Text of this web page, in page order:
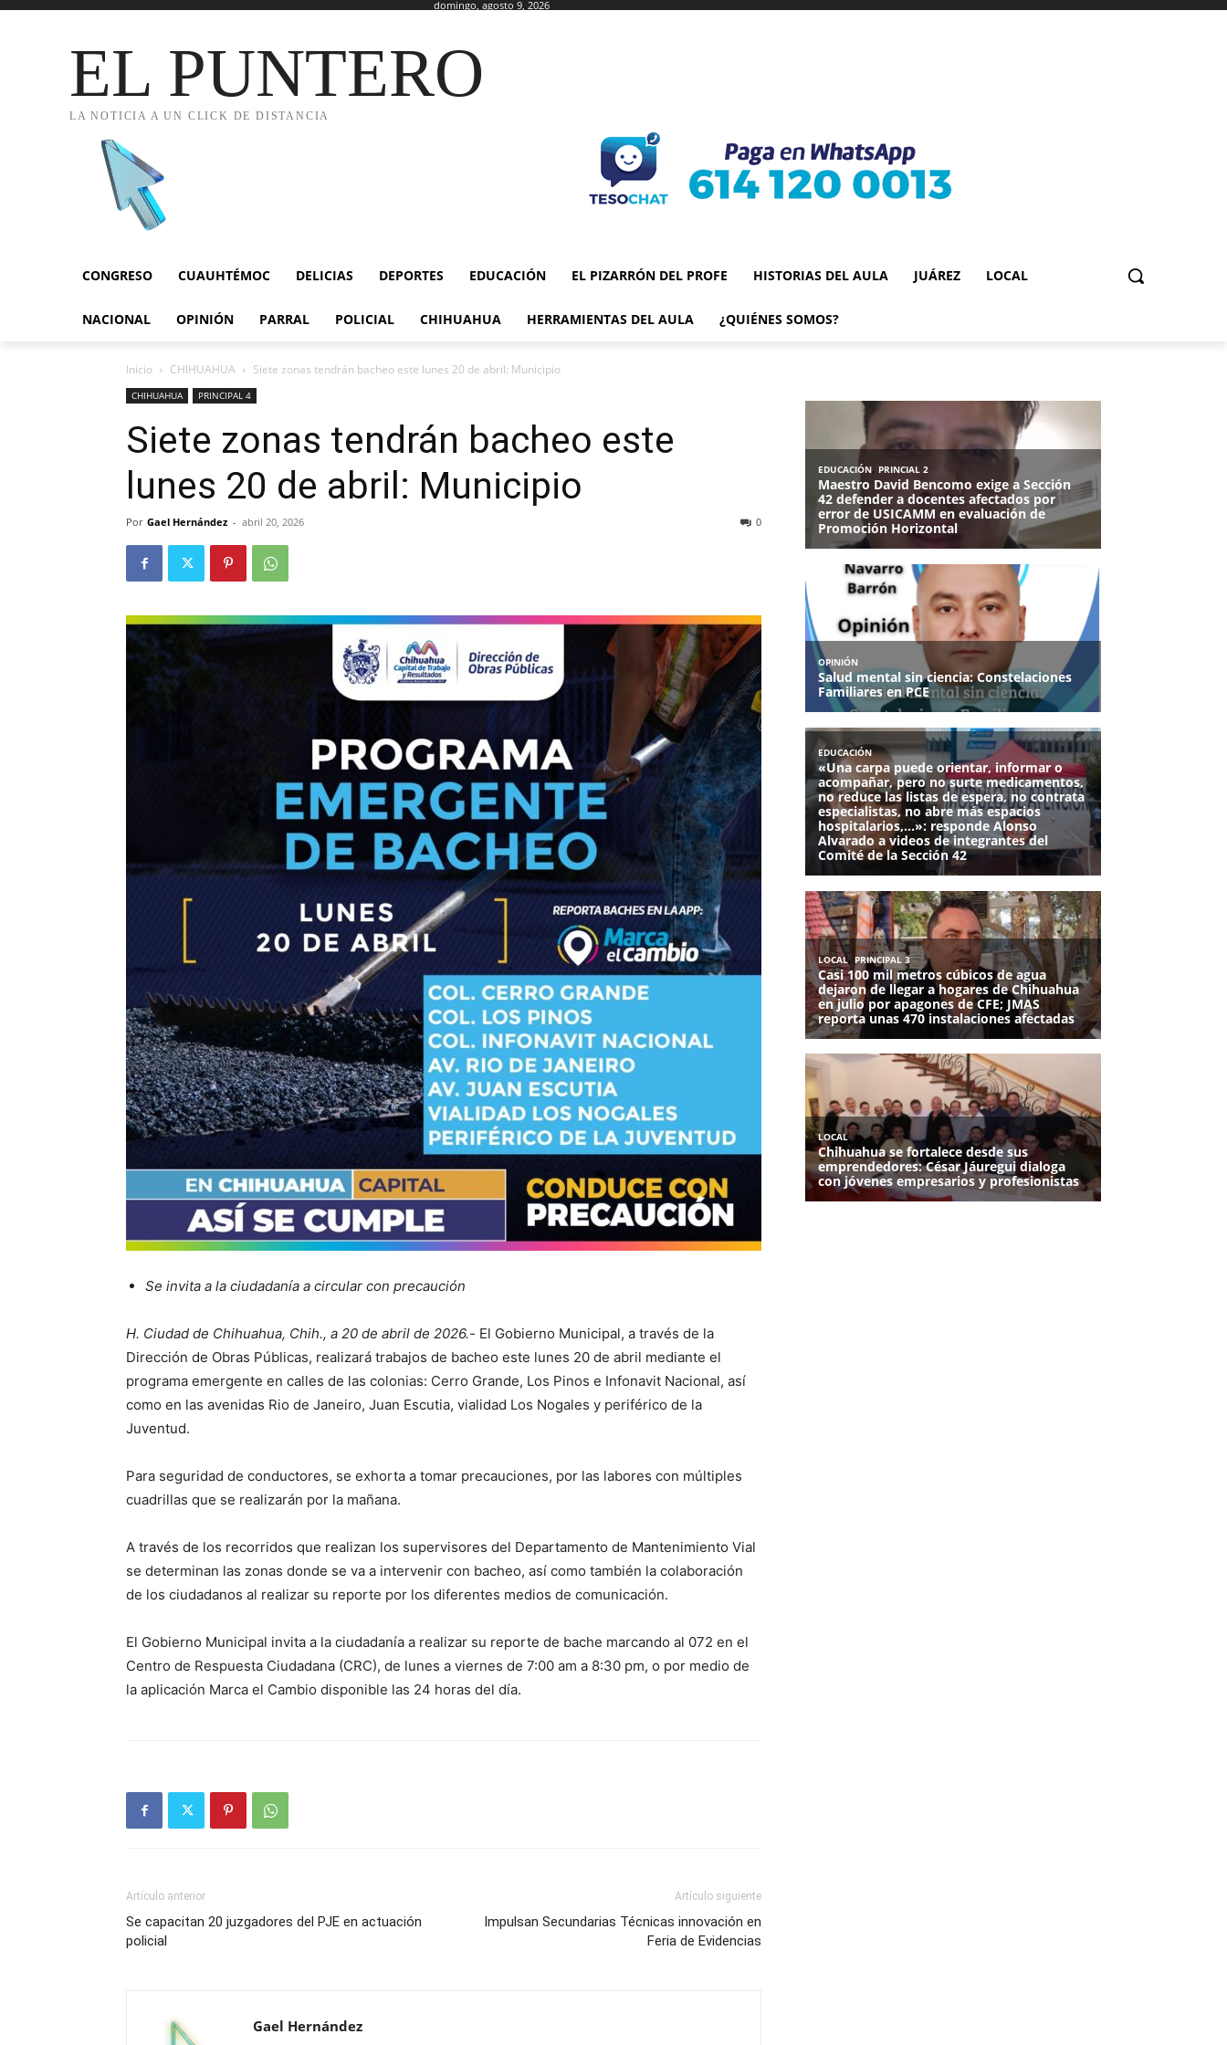
domingo, agosto 9, 2026
EL PUNTERO
LA NOTICIA A UN CLICK DE DISTANCIA
CONGRESO CUAUHTÉMOC DELICIAS DEPORTES EDUCACIÓN EL PIZARRÓN DEL PROFE HISTORIAS DEL AULA JUÁREZ LOCAL
NACIONAL OPINIÓN PARRAL POLICIAL CHIHUAHUA HERRAMIENTAS DEL AULA ¿QUIÉNES SOMOS?
Inicio CHIHUAHUA Siete zonas tendrán bacheo este lunes 20 de abril: Municipio
CHIHUAHUA PRINCIPAL 4
Siete zonas tendrán bacheo este
lunes 20 de abril: Municipio
Por Gael Hernández - abril 20, 2026 0
Se invita a la ciudadanía a circular con precaución
H. Ciudad de Chihuahua, Chih., a 20 de abril de 2026.- El Gobierno Municipal, a través de la
Dirección de Obras Públicas, realizará trabajos de bacheo este lunes 20 de abril mediante el
programa emergente en calles de las colonias: Cerro Grande, Los Pinos e Infonavit Nacional, así
como en las avenidas Rio de Janeiro, Juan Escutia, vialidad Los Nogales y periférico de la
Juventud.
Para seguridad de conductores, se exhorta a tomar precauciones, por las labores con múltiples
cuadrillas que se realizarán por la mañana.
A través de los recorridos que realizan los supervisores del Departamento de Mantenimiento Vial
se determinan las zonas donde se va a intervenir con bacheo, así como también la colaboración
de los ciudadanos al realizar su reporte por los diferentes medios de comunicación.
El Gobierno Municipal invita a la ciudadanía a realizar su reporte de bache marcando al 072 en el
Centro de Respuesta Ciudadana (CRC), de lunes a viernes de 7:00 am a 8:30 pm, o por medio de
la aplicación Marca el Cambio disponible las 24 horas del día.
Artículo anterior
Se capacitan 20 juzgadores del PJE en actuación
policial
Artículo siguiente
Impulsan Secundarias Técnicas innovación en
Feria de Evidencias
Gael Hernández